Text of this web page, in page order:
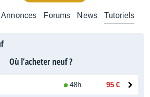
Annonces Forums News Tutoriels
Où l’acheter neuf ?
48h 95 €